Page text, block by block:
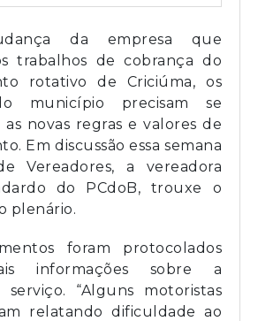
da empresa que
trabalhos de cobrança do
rotativo de Criciúma, os
município precisam se
novas regras e valores de
Em discussão essa semana
Vereadores, a vereadora
do PCdoB, trouxe o
plenário.
foram protocolados
informações sobre a
“Alguns motoristas
relatando dificuldade ao